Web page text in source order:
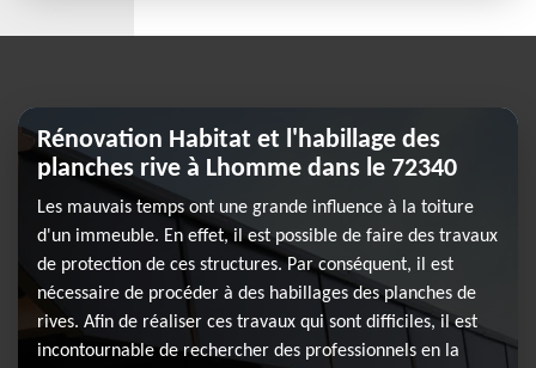
Rénovation Habitat et l'habillage des
planches rive à Lhomme dans le 72340
Les mauvais temps ont une grande influence à la toiture
d'un immeuble. En effet, il est possible de faire des travaux
de protection de ces structures. Par conséquent, il est
nécessaire de procéder à des habillages des planches de
rives. Afin de réaliser ces travaux qui sont difficiles, il est
incontournable de rechercher des professionnels en la